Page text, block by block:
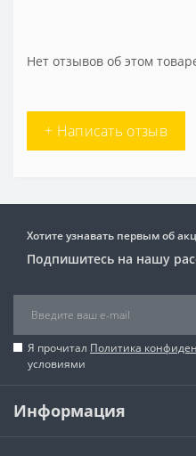
Нет отзывов об этом
+ Написать отзыв
Хотите узнавать первым об
Подпишитесь на нашу
Я прочитал Политика
условиями
Информация